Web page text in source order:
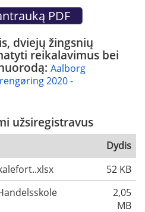
dviejų žingsnių
reikalavimus bei
Aalborg
2020 -
užsiregistravus
Dydis
52 KB
2,05
MB